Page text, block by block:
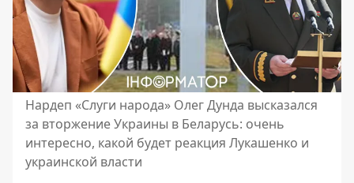
Нардеп «Слуги народа» Олег Дунда высказался
за вторжение Украины в Беларусь: очень
интересно, какой будет реакция Лукашенко и
украинской власти